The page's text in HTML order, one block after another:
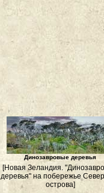
Динозавровые деревья
[Новая Зеландия.
деревья" на побережье
острова]